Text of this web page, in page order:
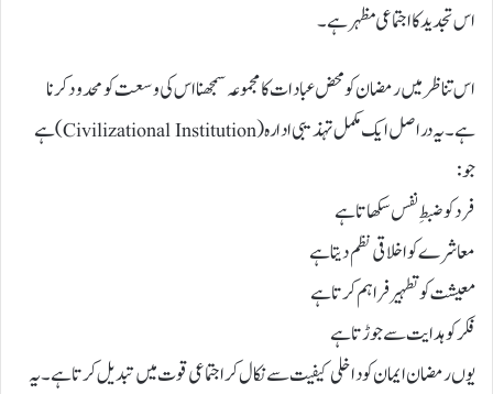
اس تجدید کا اجتماعی مظہر ہے۔
اس تناظر میں رمضان کو محض عبادات کا مجموعہ سمجھنا اس کی وسعت کو محدود کرنا
ہے۔ یہ دراصل ایک مکمل تہذیبی ادارہ (Civilizational Institution) ہے
جو:
فرد کو ضبطِ نفس سکھاتا ہے
معاشرے کو اخلاقی نظم دیتا ہے
معیشت کو تطہیر فراہم کرتا ہے
فکر کو ہدایت سے جوڑتا ہے
یوں رمضان ایمان کو داخلی کیفیت سے نکال کر اجتماعی قوت میں تبدیل کرتا ہے۔ یہ